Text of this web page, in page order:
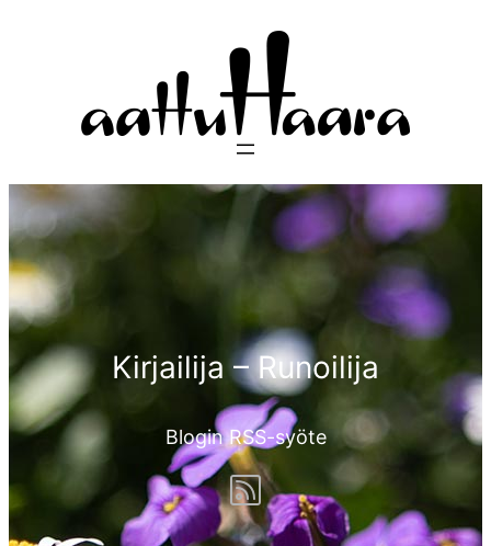
Kirjailija – Runoilija
Blogin RSS-syöte